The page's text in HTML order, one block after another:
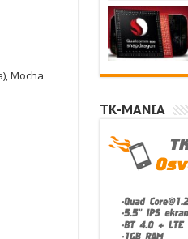
Mocha
TK-MANIA